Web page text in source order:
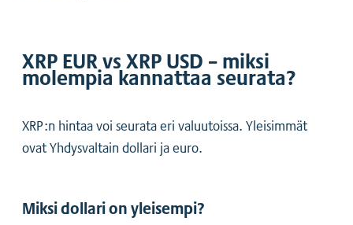
XRP EUR vs XRP USD – miksi
molempia kannattaa seurata?
XRP:n hintaa voi seurata eri valuutoissa. Yleisimmät
ovat Yhdysvaltain dollari ja euro.
Miksi dollari on yleisempi?